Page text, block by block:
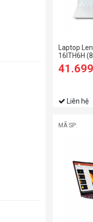
Laptop
16ITH6H
11800H/
SSD/16
Liên hệ
MÃ SP: